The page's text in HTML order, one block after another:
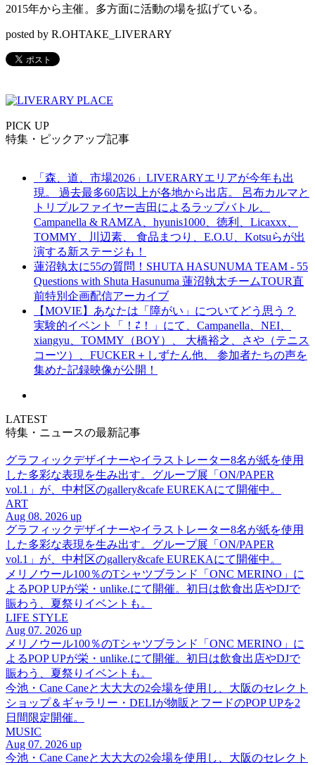
2015年から主催。多方面に活動の場を拡げている。
posted by R.OHTAKE_LIVERARY
PICK UP
特集・ピックアップ記事
「森、道、市場2026」LIVERARYエリアが今年も出
現。 過去最多60店以上が各地から出店。 呂布カルマと
トリプルファイヤー吉田によるラップバトル、
Campanella & RAMZA、hyunis1000、徳利、Licaxxx、
TOMMY、川辺素、 食品まつり、E.O.U、Kotsuらが出
演する新ステージも！
蓮沼執太に55の質問！SHUTA HASUNUMA TEAM - 55
Questions with Shuta Hasunuma 蓮沼執太チームTOUR直
前特別企画配信アーカイブ
【MOVIE】あなたは「障がい」についてどう思う？
実験的イベント「！⇄！」にて、Campanella、NEI、
xiangyu、TOMMY（BOY）、 大橋裕之、さや（テニス
コーツ）、FUCKER＋しずたん他、 参加者たちの声を
集めた記録映像が公開！
LATEST
特集・ニュースの最新記事
グラフィックデザイナーやイラストレーター8名が紙を使用
した多彩な表現を生み出す。グループ展「ON/PAPER
vol.1」が、中村区のgallery&cafe EUREKAにて開催中。
ART
Aug 08. 2026 up
グラフィックデザイナーやイラストレーター8名が紙を使用
した多彩な表現を生み出す。グループ展「ON/PAPER
vol.1」が、中村区のgallery&cafe EUREKAにて開催中。
メリノウール100％のTシャツブランド「ONC MERINO」に
よるPOP UPが栄・unlike.にて開催。初日は飲食出店やDJで
賑わう、夏祭りイベントも。
LIFE STYLE
Aug 07. 2026 up
メリノウール100％のTシャツブランド「ONC MERINO」に
よるPOP UPが栄・unlike.にて開催。初日は飲食出店やDJで
賑わう、夏祭りイベントも。
今池・Cane Caneと大大大の2会場を使用し、大阪のセレクト
ショップ＆ギャラリー・DELIが物販とフードのPOP UPを2
日間限定開催。
MUSIC
Aug 07. 2026 up
今池・Cane Caneと大大大の2会場を使用し、大阪のセレクト